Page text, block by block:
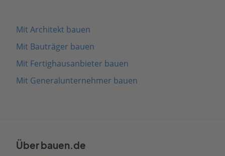
Mit Architekt bauen
Mit Bauträger bauen
Mit Fertighausanbieter bauen
Mit Generalunternehmer bauen
Über bauen.de